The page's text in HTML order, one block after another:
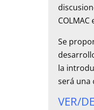
Se
la
será una
VER/